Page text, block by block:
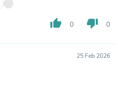
thumb_up 0 thumb_down 0
25 Feb 2026